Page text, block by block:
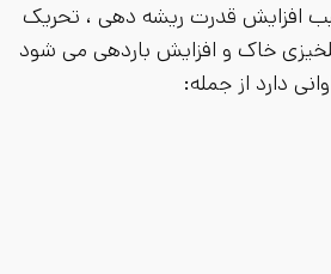
افزایش قدرت ریشه دهی ، تحریک
خاک و افزایش باردهی می شود
دارد از جمله: